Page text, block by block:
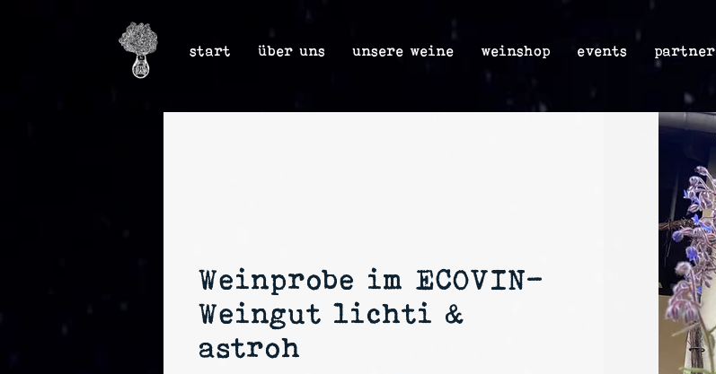
start über uns unsere weine weinshop events partner
Weinprobe im ECOVIN-
Weingut lichti &
astroh